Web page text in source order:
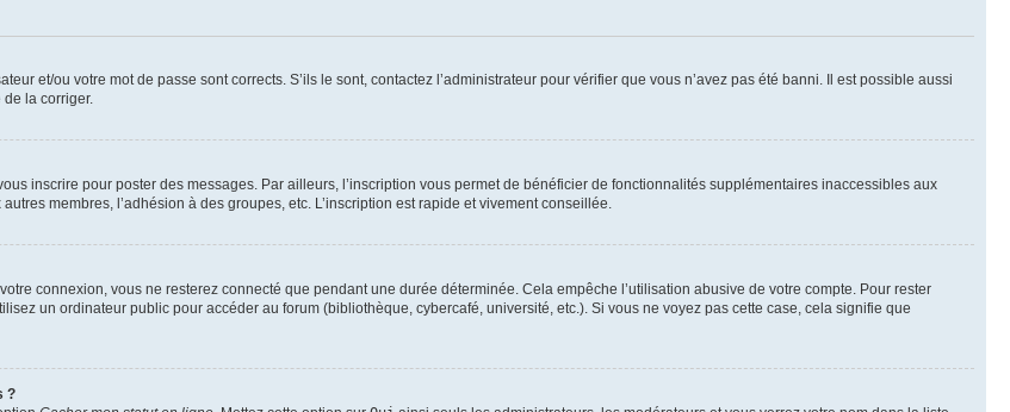
et/ou votre mot de passe sont corrects. S’ils le sont, contactez l’administrateur pour vérifier que vous n’avez pas été banni. Il est possible aussi
de la corriger.
inscrire pour poster des messages. Par ailleurs, l’inscription vous permet de bénéficier de fonctionnalités supplémentaires inaccessibles aux
membres, l’adhésion à des groupes, etc. L’inscription est rapide et vivement conseillée.
connexion, vous ne resterez connecté que pendant une durée déterminée. Cela empêche l’utilisation abusive de votre compte. Pour rester
un ordinateur public pour accéder au forum (bibliothèque, cybercafé, université, etc.). Si vous ne voyez pas cette case, cela signifie que
?